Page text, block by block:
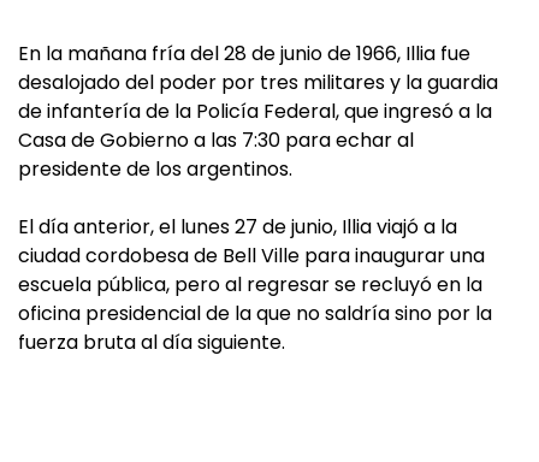
En la mañana fría del 28 de junio de 1966, Illia fue
desalojado del poder por tres militares y la guardia
de infantería de la Policía Federal, que ingresó a la
Casa de Gobierno a las 7:30 para echar al
presidente de los argentinos.
El día anterior, el lunes 27 de junio, Illia viajó a la
ciudad cordobesa de Bell Ville para inaugurar una
escuela pública, pero al regresar se recluyó en la
oficina presidencial de la que no saldría sino por la
fuerza bruta al día siguiente.